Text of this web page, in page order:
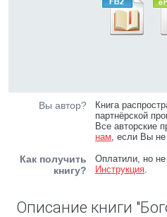
Вы автор?
Книга
партнёрской
Все авторские
нам, если Вы не
Как получить
книгу?
Оплатили, но
Инструкция.
Описание книги